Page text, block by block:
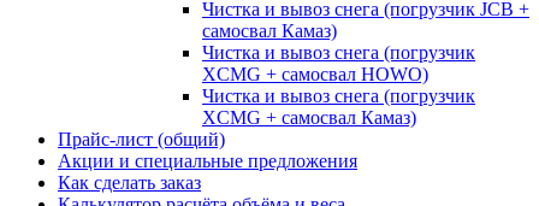
Чистка и вывоз снега (погрузчик JCB +
самосвал Камаз)
Чистка и вывоз снега (погрузчик
XCMG + самосвал HOWO)
Чистка и вывоз снега (погрузчик
XCMG + самосвал Камаз)
Прайс-лист (общий)
Акции и специальные предложения
Как сделать заказ